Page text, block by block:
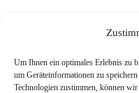
Um Ihnen ein optimales Erlebnis zu
um Geräteinformationen zu
Technologien zustimmen, können
Es gibt momentan keine
veröffentlicht wurden.